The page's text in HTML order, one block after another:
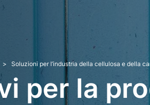
Soluzioni per l’industria della cellulosa e della
per la